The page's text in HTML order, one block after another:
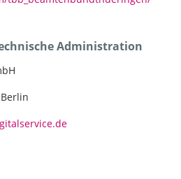
Administration